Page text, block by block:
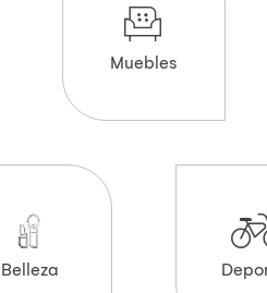
Muebles
Belleza